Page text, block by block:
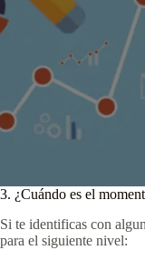
3. ¿Cuándo es el
Si te identificas con
para el siguiente nivel: